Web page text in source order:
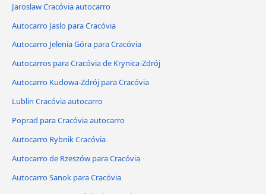
Jaroslaw Cracóvia autocarro
Autocarro Jaslo para Cracóvia
Autocarro Jelenia Góra para Cracóvia
Autocarros para Cracóvia de Krynica-Zdrój
Autocarro Kudowa-Zdrój para Cracóvia
Lublin Cracóvia autocarro
Poprad para Cracóvia autocarro
Autocarro Rybnik Cracóvia
Autocarro de Rzeszów para Cracóvia
Autocarro Sanok para Cracóvia